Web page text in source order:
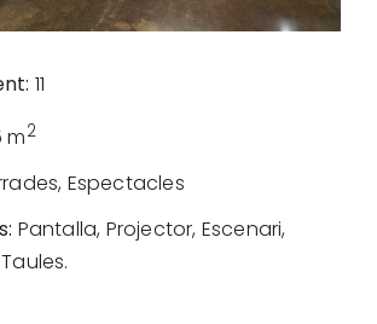
11
m2
Espectacles
Pantalla, Projector, Escenari,